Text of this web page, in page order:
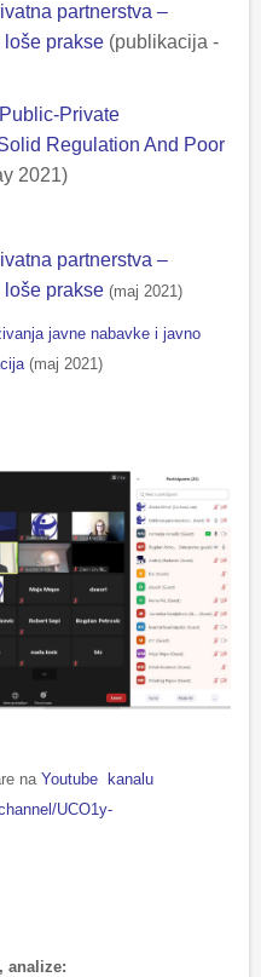
partnerstva –
prakse (publikacija -
Private
Regulation And Poor
2021)
partnerstva –
prakse (maj 2021)
javne nabavke i javno
(maj 2021)
na Youtube kanalu
UCO1y-
analize: